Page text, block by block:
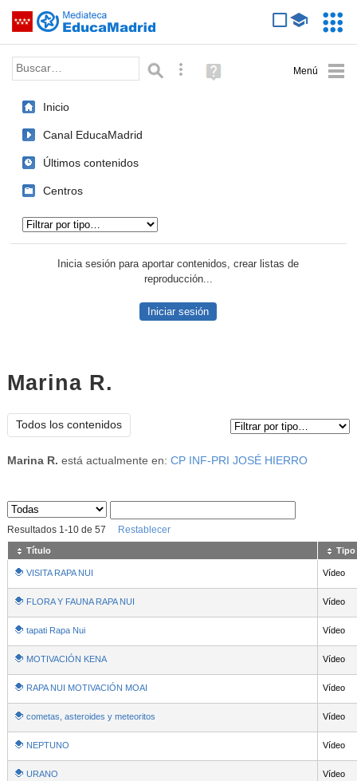
Saltar navegación
Palabra o frase: Búsqueda avanzada
Ayuda
(en
Inicio
Canal EducaMadrid
Últimos contenidos
Centros
Inicia sesión para aportar contenidos, crear listas de
reproducción...
Iniciar sesión
Marina R.
Todos los contenidos
Marina R. está actualmente en: CP INF-PRI JOSÉ HIERRO
Sus archivos
Resultados 1-10de 57 Restablecer
Título Tipo
VISITA RAPA NUI Vídeo
FLORA Y FAUNA RAPA NUI Vídeo
tapati Rapa Nui Vídeo
MOTIVACIÓN KENA Vídeo
RAPA NUI MOTIVACIÓN MOAI Vídeo
cometas, asteroides y meteoritos Vídeo
NEPTUNO Vídeo
URANO Vídeo